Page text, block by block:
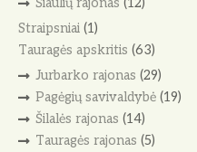
Straipsniai (1)
Tauragės apskritis (63)
Jurbarko rajonas (29)
Pagėgių savivaldybė(19)
Šilalės rajonas (14)
Tauragės rajonas (5)